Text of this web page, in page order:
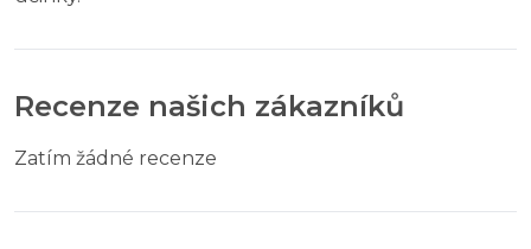
Recenze našich zákazníků
Zatím žádné recenze